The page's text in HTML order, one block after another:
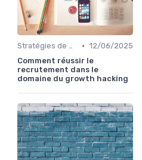
Stratégies de Recrutement Digital • 12/06/2025
Comment réussir le
recrutement dans le
domaine du growth hacking